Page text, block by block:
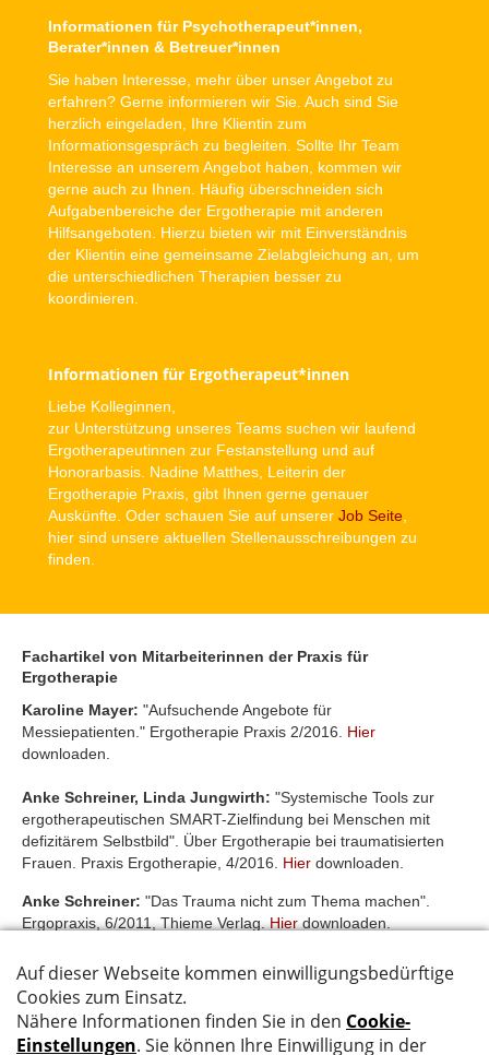
Informationen für Psychotherapeut*innen,
Berater*innen & Betreuer*innen
Sie haben Interesse, mehr über unser Angebot zu
erfahren? Gerne informieren wir Sie. Auch sind Sie
herzlich eingeladen, Ihre Klientin zum
Informationsgespräch zu begleiten. Sollte Ihr Team
Interesse an unserem Angebot haben, kommen wir
gerne auch zu Ihnen. Häufig überschneiden sich
Aufgabenbereiche der Ergotherapie mit anderen
Hilfsangeboten. Hierzu bieten wir mit Einverständnis
der Klientin eine gemeinsame Zielabgleichung an, um
die unterschiedlichen Therapien besser zu
koordinieren.
Informationen für Ergotherapeut*innen
Liebe Kolleginnen,
zur Unterstützung unseres Teams suchen wir laufend
Ergotherapeutinnen zur Festanstellung und auf
Honorarbasis. Nadine Matthes, Leiterin der
Ergotherapie Praxis, gibt Ihnen gerne genauer
Auskünfte. Oder schauen Sie auf unserer Job Seite
hier sind unsere aktuellen Stellenausschreibungen zu
finden.
Fachartikel von Mitarbeiterinnen der Praxis für
Ergotherapie
Karoline Mayer: "Aufsuchende Angebote für
Messiepatienten." Ergotherapie Praxis 2/2016. Hier
downloaden.
Anke Schreiner, Linda Jungwirth: "Systemische Tools zur
ergotherapeutischen SMART-Zielfindung bei Menschen mit
defizitärem Selbstbild". Über Ergotherapie bei traumatisierten
Frauen. Praxis Ergotherapie, 4/2016. Hier downloaden.
Anke Schreiner: "Das Trauma nicht zum Thema machen".
Ergopraxis, 6/2011, Thieme Verlag.Hierdownloaden.
Kontakt
Impressum